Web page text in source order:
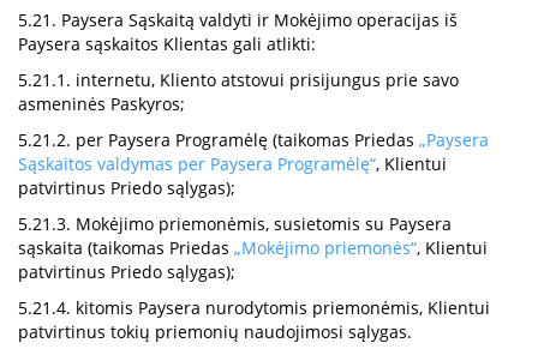
5.21. Paysera Sąskaitą valdyti ir Mokėjimo operacijas iš
Paysera sąskaitos Klientas gali atlikti:
5.21.1. internetu, Kliento atstovui prisijungus prie savo
asmeninės Paskyros;
5.21.2. per Paysera Programėlę (taikomas Priedas „Paysera
Sąskaitos valdymas per Paysera Programėlę“, Klientui
patvirtinus Priedo sąlygas);
5.21.3. Mokėjimo priemonėmis, susietomis su Paysera
sąskaita (taikomas Priedas „Mokėjimo priemonės“, Klientui
patvirtinus Priedo sąlygas);
5.21.4. kitomis Paysera nurodytomis priemonėmis, Klientui
patvirtinus tokių priemonių naudojimosi sąlygas.